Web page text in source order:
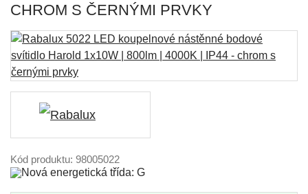
CHROM S ČERNÝMI PRVKY
Kód produktu: 98005022